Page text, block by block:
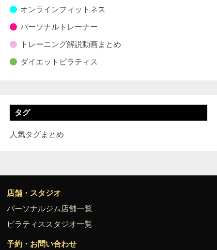
オンラインフィットネス
パーソナルトレーナー
トレーニング解説動画まとめ
ダイエットピラティス
タグ
人気タグまとめ
店舗・スタジオ
パーソナルジム店舗一覧
ピラティススタジオ一覧
予約・お問い合わせ